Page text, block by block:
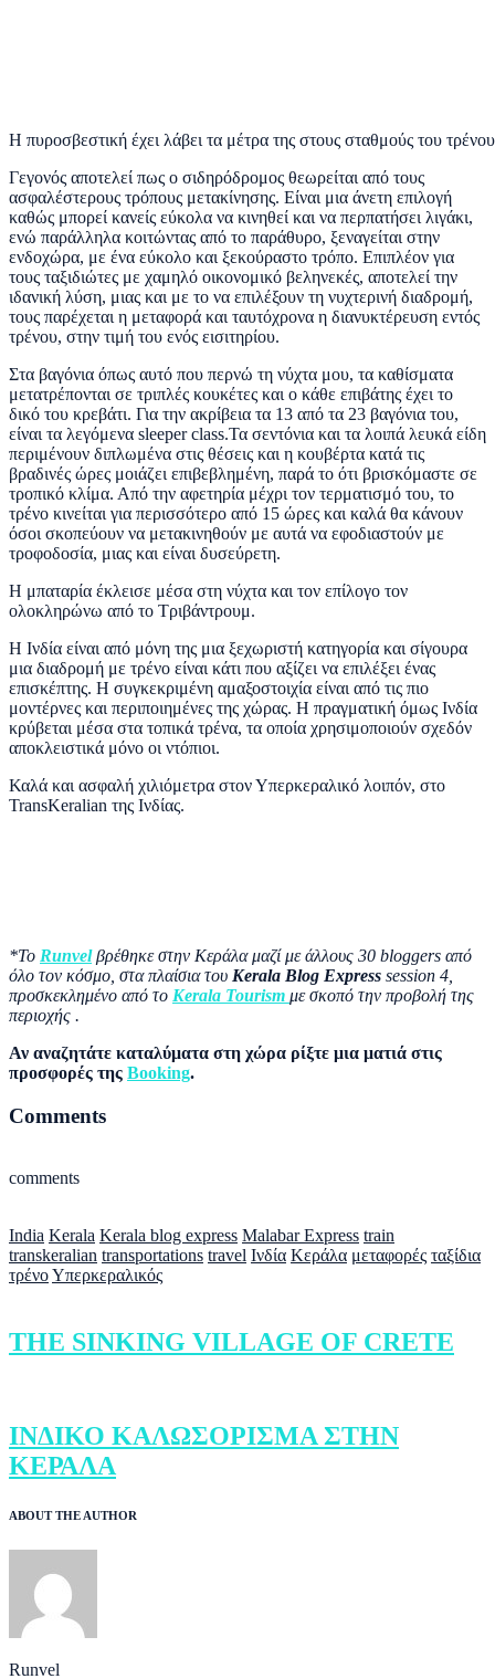
H πυροσβεστική έχει λάβει τα μέτρα της στους σταθμούς του
Γεγονός αποτελεί πως ο σιδηρόδρομος θεωρείται από τους
ασφαλέστερους τρόπους μετακίνησης. Είναι μια άνετη επιλογή
καθώς μπορεί κανείς εύκολα να κινηθεί και να περπατήσει λιγάκι,
ενώ παράλληλα κοιτώντας από το παράθυρο, ξεναγείται στην
ενδοχώρα, με ένα εύκολο και ξεκούραστο τρόπο. Επιπλέον για
τους ταξιδιώτες με χαμηλό οικονομικό βεληνεκές, αποτελεί την
ιδανική λύση, μιας και με το να επιλέξουν τη νυχτερινή διαδρομή,
τους παρέχεται η μεταφορά και ταυτόχρονα η διανυκτέρευση εντός
τρένου, στην τιμή του ενός εισιτηρίου.
Στα βαγόνια όπως αυτό που περνώ τη νύχτα μου, τα καθίσματα
μετατρέπονται σε τριπλές κουκέτες και ο κάθε επιβάτης έχει το
δικό του κρεβάτι. Για την ακρίβεια τα 13 από τα 23 βαγόνια του,
είναι τα λεγόμενα sleeper class.Τα σεντόνια και τα λοιπά λευκά είδη
περιμένουν διπλωμένα στις θέσεις και η κουβέρτα κατά τις
βραδινές ώρες μοιάζει επιβεβλημένη, παρά το ότι βρισκόμαστε σε
τροπικό κλίμα. Από την αφετηρία μέχρι τον τερματισμό του, το
τρένο κινείται για περισσότερο από 15 ώρες και καλά θα κάνουν
όσοι σκοπεύουν να μετακινηθούν με αυτά να εφοδιαστούν με
τροφοδοσία, μιας και είναι δυσεύρετη.
Η μπαταρία έκλεισε μέσα στη νύχτα και τον επίλογο τον
ολοκληρώνω από το Τριβάντρουμ.
Η Ινδία είναι από μόνη της μια ξεχωριστή κατηγορία και σίγουρα
μια διαδρομή με τρένο είναι κάτι που αξίζει να επιλέξει ένας
επισκέπτης. Η συγκεκριμένη αμαξοστοιχία είναι από τις πιο
μοντέρνες και περιποιημένες της χώρας. Η πραγματική όμως Ινδία
κρύβεται μέσα στα τοπικά τρένα, τα οποία χρησιμοποιούν σχεδόν
αποκλειστικά μόνο οι ντόπιοι.
Καλά και ασφαλή χιλιόμετρα στον Υπερκεραλικό λοιπόν, στο
TransKeralian της Ινδίας.
*Το Runvelβρέθηκε στην Κεράλα μαζί με άλλους 30 bloggers από
όλο τον κόσμο, στα πλαίσια του Kerala Blog Express session 4,
προσκεκλημένο από το Kerala Tourism με σκοπό την προβολή της
περιοχής .
Αν αναζητάτε καταλύματα στη χώρα ρίξτε μια ματιά στις
προσφορές της Booking.
Comments
comments
India Kerala Kerala blog express Malabar Express train
transkeralian transportations travel Ινδία Κεράλα μεταφορές ταξίδια
τρένοΥπερκεραλικός
THE SINKING VILLAGE OF CRETE
ΙΝΔΙΚΟ ΚΑΛΩΣΟΡΙΣΜΑ ΣΤΗΝ
ΚΕΡΑΛΑ
ABOUT THE AUTHOR
Runvel